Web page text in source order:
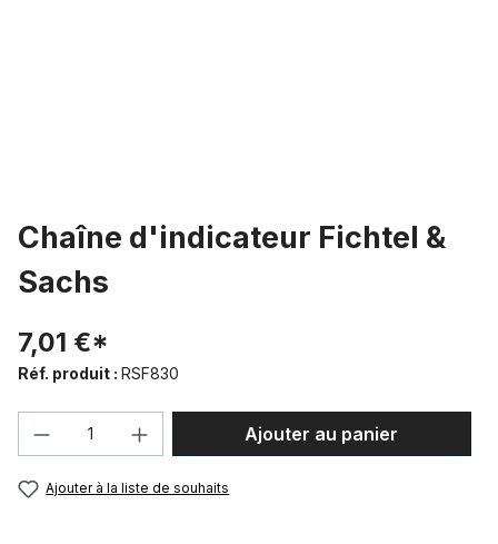
Chaîne d'indicateur Fichtel &
Sachs
7,01 €*
Réf. produit : RSF830
Quantité de produit : Entrez la
Ajouter au panier
Ajouter à la liste de souhaits